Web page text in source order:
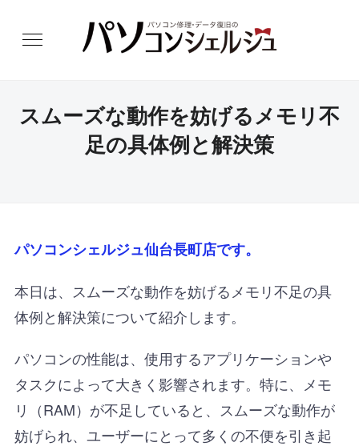
スムーズな動作を妨げるメモリ不
足の具体例と解決策
パソコンシェルジュ仙台長町店です。
本日は、スムーズな動作を妨げるメモリ不足の具
体例と解決策について紹介します。
パソコンの性能は、使用するアプリケーションや
タスクによって大きく影響されます。特に、メモ
リ（RAM）が不足していると、スムーズな動作が
妨げられ、ユーザーにとって多くの不便を引き起